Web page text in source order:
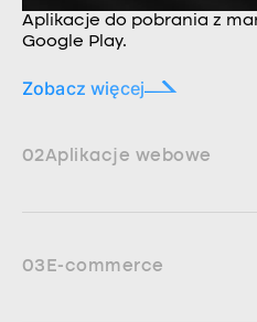
Aplikacje do pobrania z
Google Play.
Zobacz więcej
02Aplikacje webowe
03E-commerce